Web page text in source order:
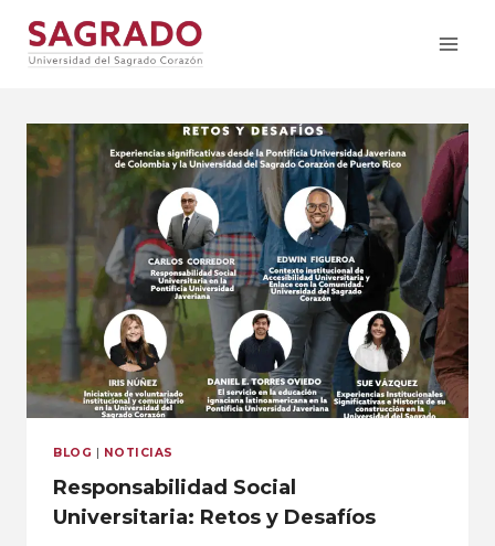
BLOG | NOTICIAS
Responsabilidad Social
Universitaria: Retos y Desafíos